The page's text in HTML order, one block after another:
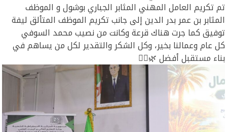
تم تكريم العامل المهني المثابر الجباري بوشول و الموظف
المثابر بن عمر بدر الدين إلى جانب تكريم الموظف المتألق ليفة
توفيق كما جرت هناك قرعة وكانت من نصيب محمد السوفي
كل عام وعمالنا بخير، وكل الشكر والتقدير لكل من يساهم في
بناء مستقبل أفضل 🌿👷‍♂️